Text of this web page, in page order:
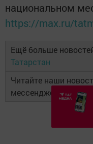
национальном
https://max.ru/
Ещё больше
Татарстан
Читайте наши
мессенджереMAXи